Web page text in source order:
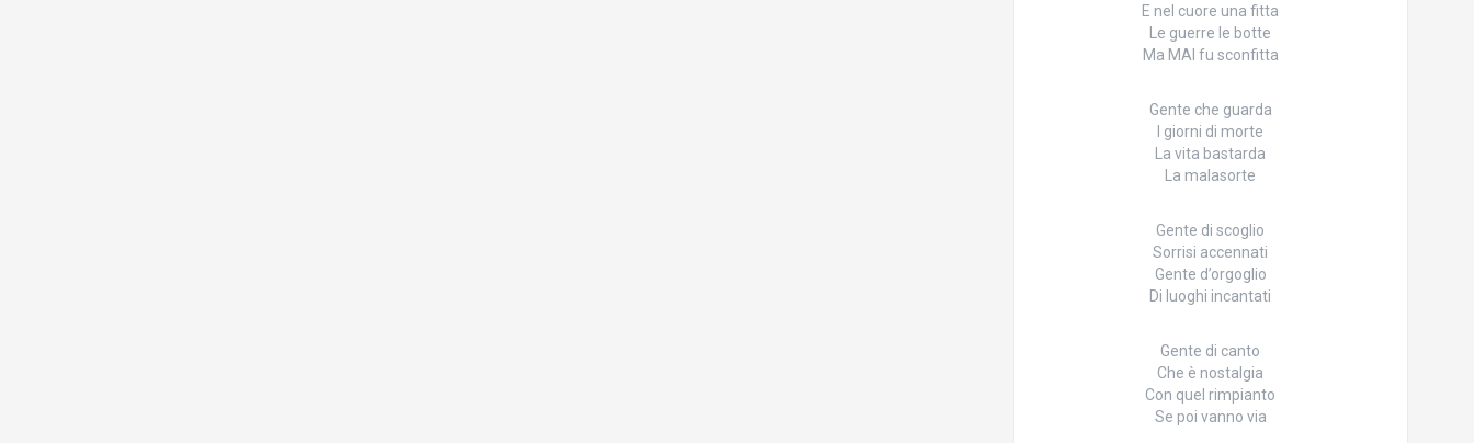
E nel cuore una fitta
Le guerre le botte
Ma MAI fu sconfitta
Gente che guarda
I giorni di morte
La vita bastarda
La malasorte
Gente di scoglio
Sorrisi accennati
Gente d’orgoglio
Di luoghi incantati
Gente di canto
Che è nostalgia
Con quel rimpianto
Se poi vanno via